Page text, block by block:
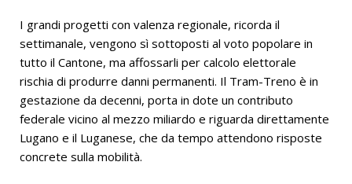
I grandi progetti con valenza regionale, ricorda il
settimanale, vengono sì sottoposti al voto popolare in
tutto il Cantone, ma affossarli per calcolo elettorale
rischia di produrre danni permanenti. Il Tram-Treno è in
gestazione da decenni, porta in dote un contributo
federale vicino al mezzo miliardo e riguarda direttamente
Lugano e il Luganese, che da tempo attendono risposte
concrete sulla mobilità.